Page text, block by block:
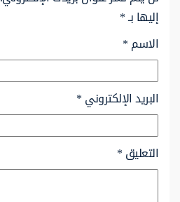
إليها بـ*
الاسم*
البريد الإلكتروني*
التعليق*